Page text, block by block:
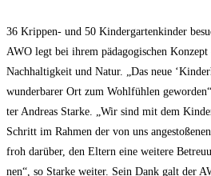
36 Krip­pen- und 50 Kin­der­gar­ten­kin­der
AWO legt bei ihrem päd­ago­gi­schen
Nach­hal­tig­keit und Natur. „Das neue
wun­der­ba­rer Ort zum Wohl­füh­len
ter Andre­as Star­ke. „Wir sind mit dem
Schritt im Rah­men der von uns
froh dar­über, den Eltern eine wei­te­re
nen“, so Star­ke wei­ter. Sein Dank galt der